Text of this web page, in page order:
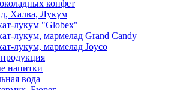
конфет
Халва, Лукум
лукум "Globex"
лукум, мармелад Grand Candy
лукум, мармелад Joyco
напитки
вода